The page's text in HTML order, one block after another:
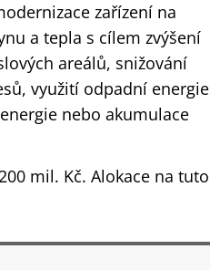
zařízení na
a tepla s cílem zvýšení
areálů, snižování
využití odpadní energie
nebo akumulace
mil. Kč. Alokace na tuto